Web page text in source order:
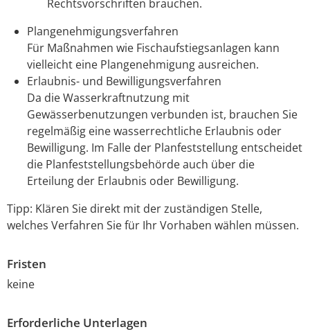
Rechtsvorschriften brauchen.
Plangenehmigungsverfahren
Für Maßnahmen wie Fischaufstiegsanlagen kann
vielleicht eine Plangenehmigung ausreichen.
Erlaubnis- und Bewilligungsverfahren
Da die Wasserkraftnutzung mit
Gewässerbenutzungen verbunden ist, brauchen Sie
regelmäßig eine wasserrechtliche Erlaubnis oder
Bewilligung. Im Falle der Planfeststellung entscheidet
die Planfeststellungsbehörde auch über die
Erteilung der Erlaubnis oder Bewilligung.
Tipp: Klären Sie direkt mit der zuständigen Stelle,
welches Verfahren Sie für Ihr Vorhaben wählen müssen.
Fristen
keine
Erforderliche Unterlagen